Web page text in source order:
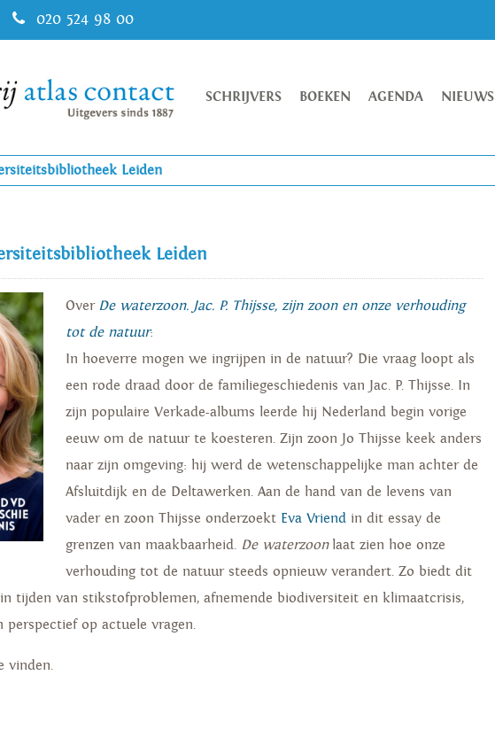
020 524 98 00
SCHRIJVERS BOEKEN AGENDA NIEUWS
Leiden
Leiden
Over De waterzoon. Jac. P. Thijsse, zijn zoon en onze verhouding
tot de natuur:
In hoeverre mogen we ingrijpen in de natuur? Die vraag loopt als
een rode draad door de familiegeschiedenis van Jac. P. Thijsse. In
zijn populaire Verkade-albums leerde hij Nederland begin vorige
eeuw om de natuur te koesteren. Zijn zoon Jo Thijsse keek anders
naar zijn omgeving: hij werd de wetenschappelijke man achter de
Afsluitdijk en de Deltawerken. Aan de hand van de levens van
vader en zoon Thijsse onderzoekt Eva Vriend in dit essay de
grenzen van maakbaarheid. De waterzoonlaat zien hoe onze
verhouding tot de natuur steeds opnieuw verandert. Zo biedt dit
tijden van stikstofproblemen, afnemende biodiversiteit en klimaatcrisis,
perspectief op actuele vragen.
vinden.